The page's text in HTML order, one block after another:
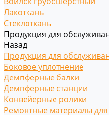
Лакоткань
Стеклоткань
Продукция для
Назад
Продукция для
Боковое уплотнение
Демпферные балки
Демпферные станции
Конвейерные ролики
Ремонтные материалы